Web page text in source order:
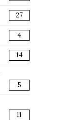
27
4
14
5
11